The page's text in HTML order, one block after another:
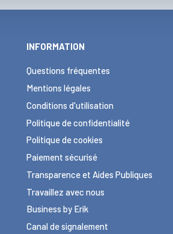
INFORMATION
Questions fréquentes
Mentions légales
Conditions d'utilisation
Politique de confidentialité
Politique de cookies
Paiement sécurisé
Transparence et Aides Publiques
Travaillez avec nous
Business by Erik
Canal de signalement